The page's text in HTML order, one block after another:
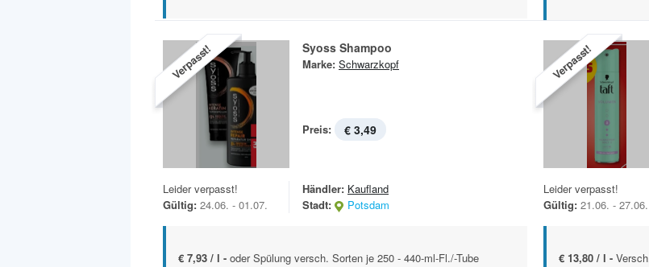
Verpasst! Syoss Shampoo
Marke: Schwarzkopf
Preis: € 3,49
Leider verpasst!
Gültig: 24.06. - 01.07.
Händler: Kaufland
Stadt:
Potsdam
€ 7,93 / l - oder Spülung versch. Sorten je 250 - 440-ml-Fl./-Tube
Verpasst!
Leider verpasst!
Gültig: 21.06. - 27.06.
€ 13,80 / l -